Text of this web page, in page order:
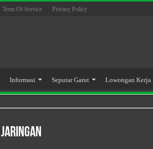
Term Of Service Privacy Policy
Informasi Seputar Garut Lowongan Kerja